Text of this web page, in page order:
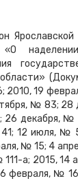
2010, 19
№ 83;
26 декабря, №
12 июля, №
№ 15; 4
а; 2015, 14
февраля, №